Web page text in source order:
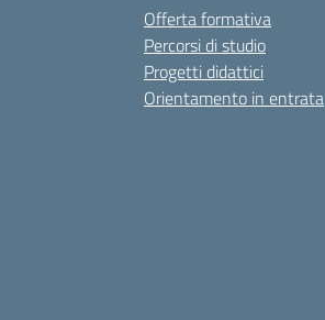
Offerta formativa
Percorsi di studio
Progetti didattici
Orientamento in entrata